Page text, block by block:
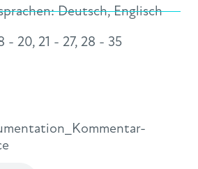
Deutsch,Englisch
- 20, 21 - 27, 28 - 35